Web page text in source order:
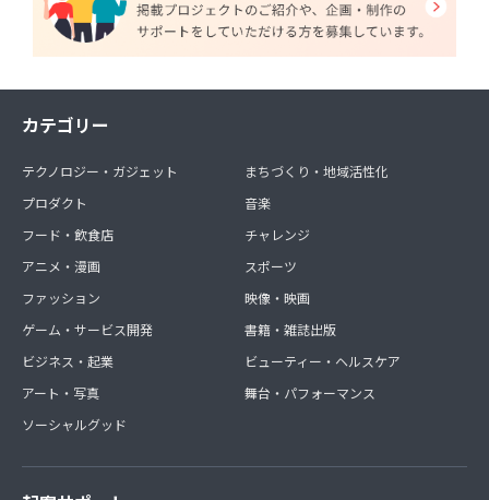
カテゴリー
テクノロジー・ガジェット
プロダクト
フード・飲食店
アニメ・漫画
ファッション
ゲーム・サービス開発
ビジネス・起業
アート・写真
ソーシャルグッド
まちづくり・地域活性化
音楽
チャレンジ
スポーツ
映像・映画
書籍・雑誌出版
ビューティー・ヘルスケア
舞台・パフォーマンス